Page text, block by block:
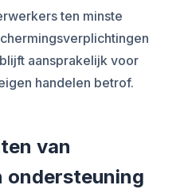
ten minste
aansprakelijk voor
handelen betrof.
van
ondersteuning